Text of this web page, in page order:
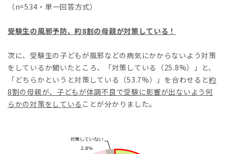
（n=534・単一回答方式）
受験生の風邪予防、約8割の母親が対策している！
次に、受験生の子どもが風邪などの病気にかからないよう対策
をしているか聞いたところ、「対策している（25.8%）」と、
「どちらかというと対策している（53.7%）」を合わせると約
8割の母親が、子どもが体調不良で受験に影響が出ないよう何
らかの対策をしている ことが分かりました。